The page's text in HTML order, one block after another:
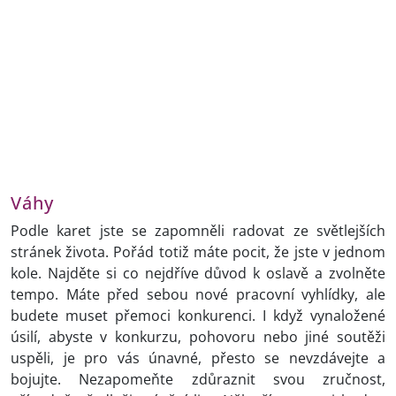
Váhy
Podle karet jste se zapomněli radovat ze světlejších
stránek života. Pořád totiž máte pocit, že jste v jednom
kole. Najděte si co nejdříve důvod k oslavě a zvolněte
tempo. Máte před sebou nové pracovní vyhlídky, ale
budete muset přemoci konkurenci. I když vynaložené
úsilí, abyste v konkurzu, pohovoru nebo jiné soutěži
uspěli, je pro vás únavné, přesto se nevzdávejte a
bojujte. Nezapomeňte zdůraznit svou zručnost,